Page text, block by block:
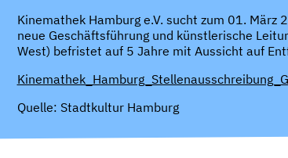
Kinemathek Hamburg e.V. sucht zum 01.
neue Geschäftsführung und künstlerische
West) befristet auf 5 Jahre mit Aussicht auf
Quelle: Stadtkultur Hamburg